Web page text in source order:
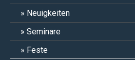
Neuigkeiten
Seminare
Feste